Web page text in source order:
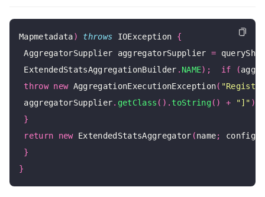
Mapmetadata) throws IOException {
AggregatorSupplier aggregatorSupplier =
ExtendedStatsAggregationBuilder . NAME); if (
throw new AggregationExecutionException(
aggregatorSupplier. getClass (). toString() + "]" );
}
return
new ExtendedStatsAggregator (name; config;
}
}